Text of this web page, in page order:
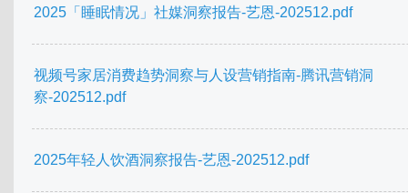
2025「睡眠情况」社媒洞察报告-艺恩-202512.pdf
视频号家居消费趋势洞察与人设营销指南-腾讯营销洞
察-202512.pdf
2025年轻人饮酒洞察报告-艺恩-202512.pdf